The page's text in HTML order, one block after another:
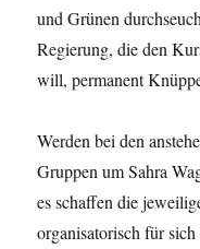
und Grünen
Regierung, die den
will, permanent
Werden bei den
Gruppen um Sahra
es schaffen die
organisatorisch für